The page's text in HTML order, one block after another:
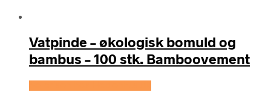
Vatpinde – økologisk bomuld og
bambus – 100 stk. Bamboovement